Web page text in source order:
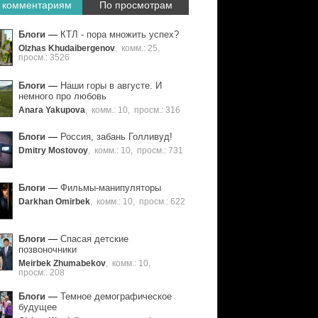
По просмотрам
Блоги — КТЛ - пора множить успех?
Olzhas Khudaibergenov комм.: 25
просм.: 3526
Блоги — Наши горы в августе. И
немного про любовь
Anara Yakupova комм.: 10 просм.: 316
Блоги — Россия, забань Голливуд!
Dmitry Mostovoy комм.: 10 просм.: 731
Блоги — Фильмы-манипуляторы
Darkhan Omirbek комм.: 10 просм.: 622
Блоги — Спасая детские
позвоночники
Meirbek Zhumabekov комм.: 10
просм.: 208
Блоги — Темное демографическое
будущее